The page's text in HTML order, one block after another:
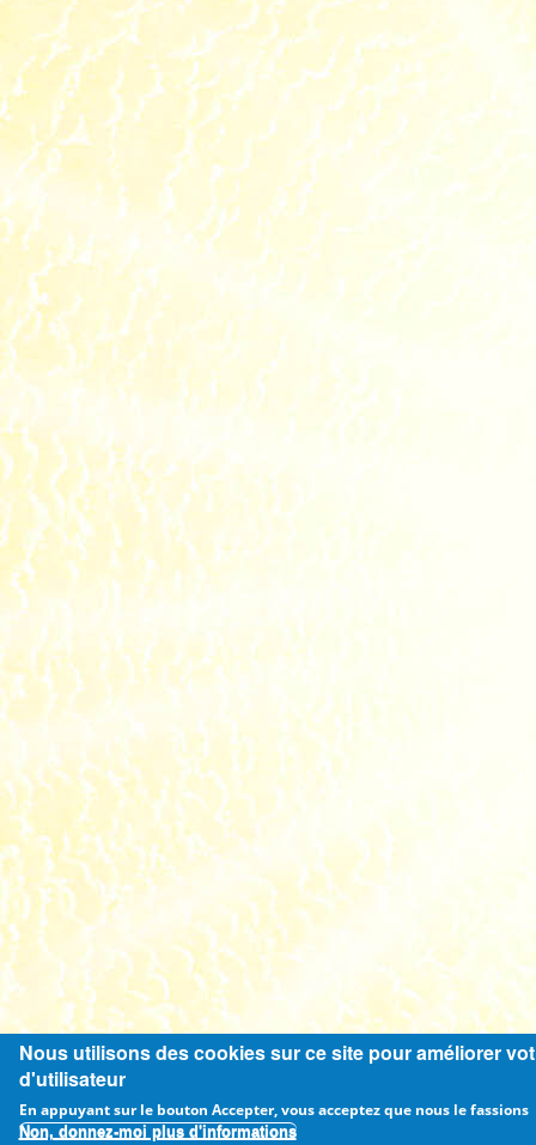
Nous utilisons des cookies sur ce site pour améliorer
d'utilisateur
En appuyant sur le bouton Accepter, vous acceptez que nous le fassions
Non, donnez-moi plus d'informations